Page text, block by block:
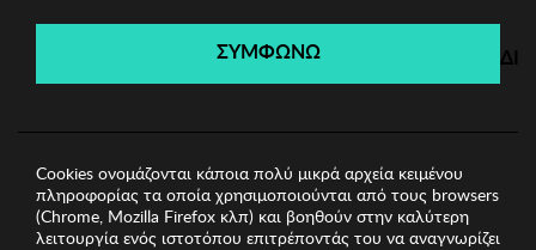
Λήγει σε: 00ημέρες | 00ώρες 00λεπτά 00δευτ.
ΣΥΜΦΩΝΩ
Cookies ονομάζονται κάποια πολύ μικρά αρχεία κειμένου
πληροφορίας τα οποία χρησιμοποιούνται από τους browsers
(Chrome, Mozilla Firefox κλπ) και βοηθούν στην καλύτερη
λειτουργία ενός ιστοτόπου επιτρέποντάς του να αναγνωρίζει